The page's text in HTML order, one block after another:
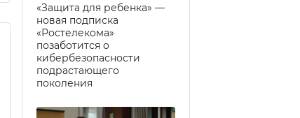
«Защита для ребенка» —
новая подписка
«Ростелекома»
позаботится о
кибербезопасности
подрастающего
поколения